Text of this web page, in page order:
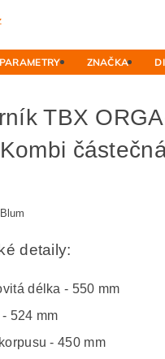
PARAMETRY ZNAČKA
TBX
detaily:
délka - 550 mm
524 mm
- 450 mm